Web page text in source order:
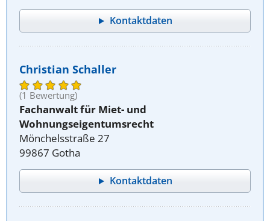
Kontaktdaten
Christian Schaller
(1 Bewertung)
Fachanwalt für Miet- und
Wohnungseigentumsrecht
Mönchelsstraße 27
99867 Gotha
Kontaktdaten